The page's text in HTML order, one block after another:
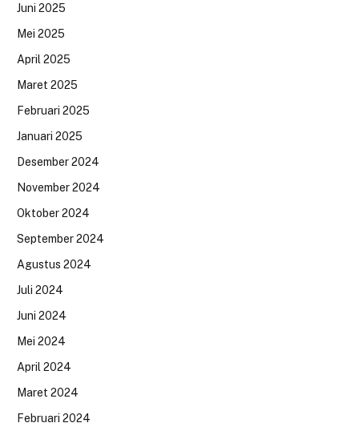
Juni 2025
Mei 2025
April 2025
Maret 2025
Februari 2025
Januari 2025
Desember 2024
November 2024
Oktober 2024
September 2024
Agustus 2024
Juli 2024
Juni 2024
Mei 2024
April 2024
Maret 2024
Februari 2024